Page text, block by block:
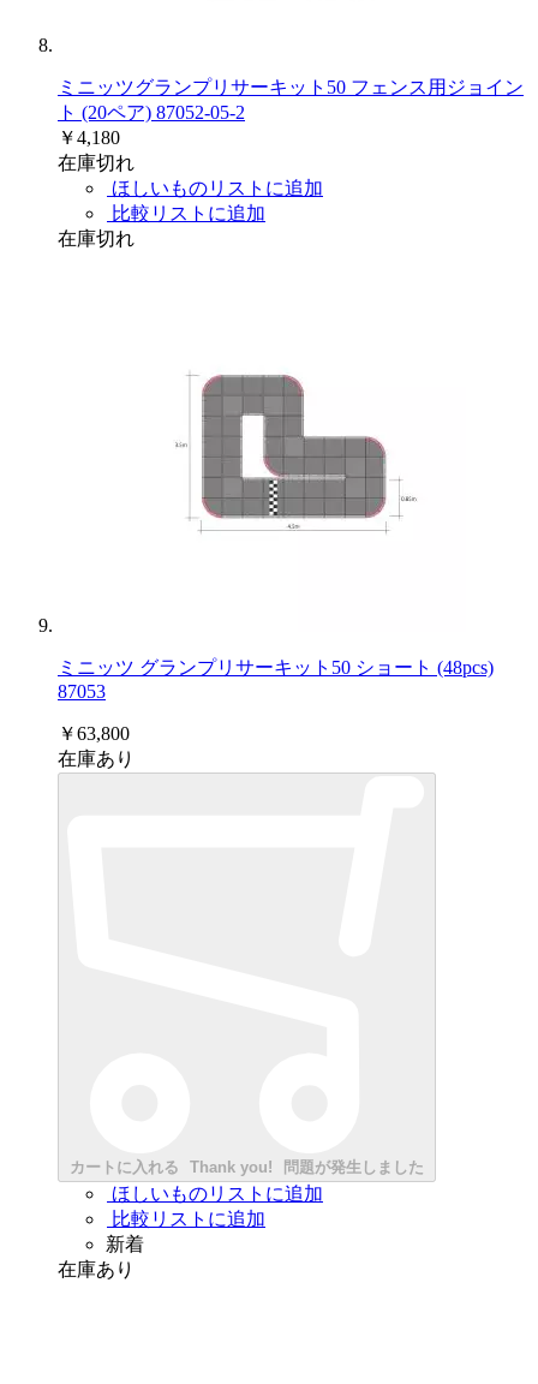
ミニッツグランプリサーキット50 フェンス用ジョイン
ト (20ペア) 87052-05-2
￥4,180
在庫切れ
ほしいものリストに追加
比較リストに追加
在庫切れ
ミニッツ グランプリサーキット50 ショート (48pcs)
87053
￥63,800
在庫あり
カートに入れる Thank you! 問題が発生しました
ほしいものリストに追加
比較リストに追加
新着
在庫あり